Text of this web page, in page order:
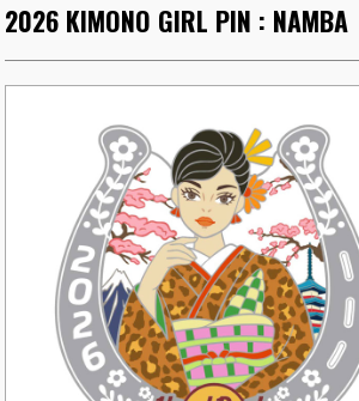
2026 KIMONO GIRL PIN : NAMBA